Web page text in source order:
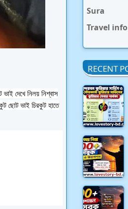
দেখে নিলয় নিশ্বাস
ছোট ভাই চিরকুট হাতে
Sura
Travel info
RECENT